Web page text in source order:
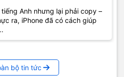
Anh nhưng lại phải copy –
ra, iPhone đã có cách giúp
bộ tin tức